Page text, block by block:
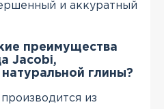
и аккуратный
преимущества
Jacobi,
глины?
из